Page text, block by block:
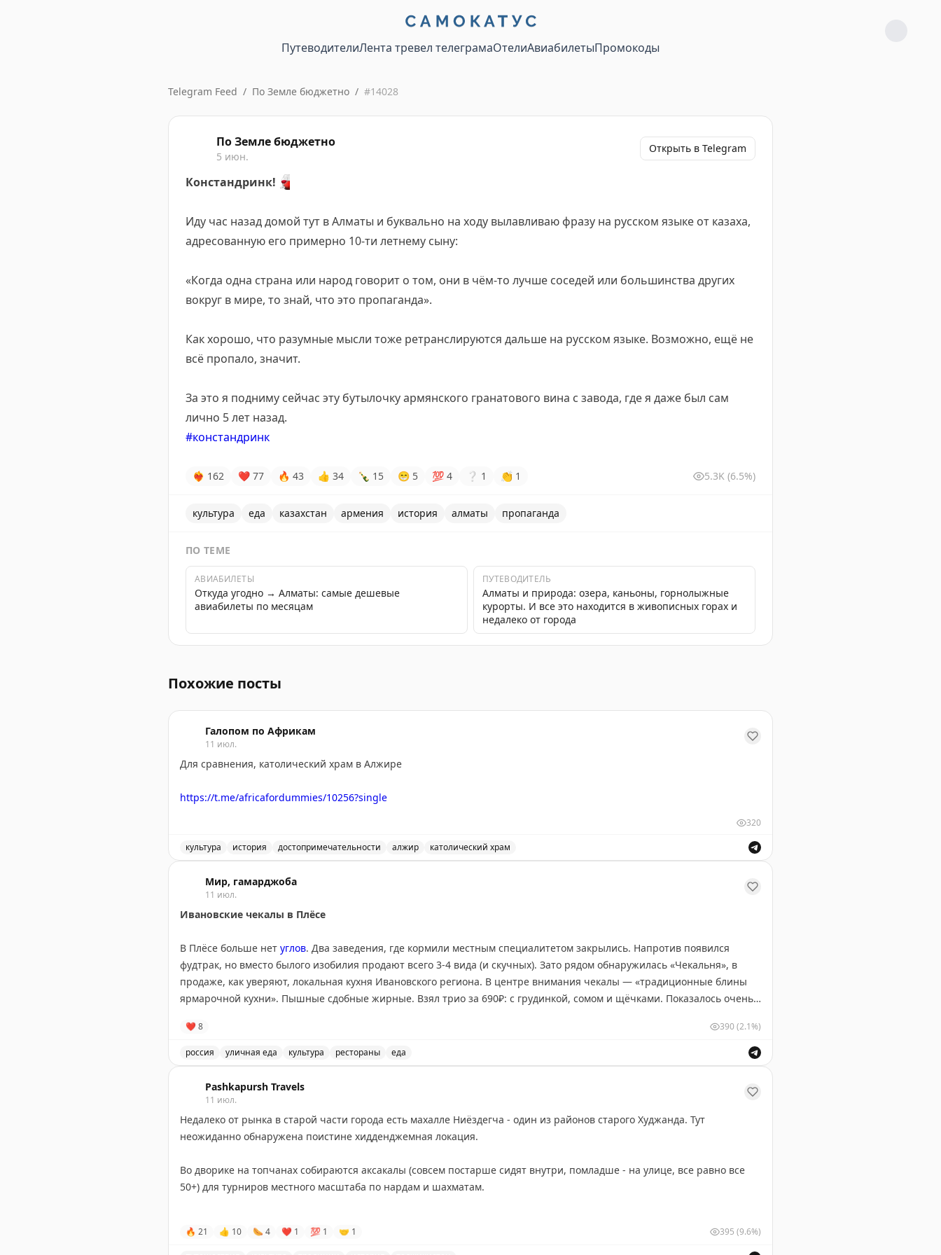
ПутеводителиЛента тревел телеграмаОтелиАвиабилетыПромокоды
Telegram Feed / По Земле бюджетно / #14028
По Земле бюджетно
5 июн.
Открыть в Telegram
Констандринк! 🍷
Иду час назад домой тут в Алматы и буквально на ходу вылавливаю фразу на русском языке от казаха,
адресованную его примерно 10-ти летнему сыну:
«Когда одна страна или народ говорит о том, они в чём-то лучше соседей или большинства других
вокруг в мире, то знай, что это пропаганда».
Как хорошо, что разумные мысли тоже ретранслируются дальше на русском языке. Возможно, ещё не
всё пропало, значит.
За это я подниму сейчас эту бутылочку армянского гранатового вина с завода, где я даже был сам
лично 5 лет назад.
#констандринк
❤‍🔥 162 ❤ 77 🔥 43 👍 34 🍾 15 😁 5 💯 4 ❔ 1 👏 1 5.3K (6.5%)
культура еда казахстан армения история алматы пропаганда
ПО ТЕМЕ
АВИАБИЛЕТЫ
Откуда угодно → Алматы: самые дешевые
авиабилеты по месяцам
ПУТЕВОДИТЕЛЬ
Алматы и природа: озера, каньоны, горнолыжные
курорты. И все это находится в живописных горах и
недалеко от города
Похожие посты
Галопом по Африкам
11 июл.
Для сравнения, католический храм в Алжире
https://t.me/africafordummies/10256?single
320
культура история достопримечательности алжир католический храм
Мир, гамарджоба
11 июл.
Ивановские чекалы в Плёсе
В Плёсе больше нет углов. Два заведения, где кормили местным специалитетом закрылись. Напротив появился
фудтрак, но вместо былого изобилия продают всего 3-4 вида (и скучных). Зато рядом обнаружилась «Чекальня», в
продаже, как уверяют, локальная кухня Ивановского региона. В центре внимания чекалы — «традиционные блины
ярмарочной кухни». Пышные сдобные жирные. Взял трио за 690₽: с грудинкой, сомом и щёчками. Показалось очень
Самым любопытным показался сом, оно и понятно. Самыми скучными — щёчки. Ещё в меню есть чекалы с красной
икрой (690₽ за два) и с мороженым и брусникой (480₽ за два).
Из других ивановских блюд в меню зелёные щи по-ивановски (350₽), тбря на квасе к копчёным сомом (350₽) и
Плёсская кулейка с мочёной брусникой (320₽).
Кстати, никогда раньше про чекалы не слышал, а вы?
❤ 8 390(2.1%)
россия уличная еда культура рестораны еда
Pashkapursh Travels
11 июл.
Недалеко от рынка в старой части города есть махалле Ниёздегча - один из районов старого Худжанда. Тут
неожиданно обнаружена поистине хидденджемная локация.
Во дворике на топчанах собираются аксакалы (совсем постарше сидят внутри, помладше - на улице, все равно все
50+) для турниров местного масштаба по нардам и шахматам.
аудитория соответствующая.
🔥 21 👍 10 🌭 4 ❤ 1 💯 1 🤝 1 395 (9.6%)